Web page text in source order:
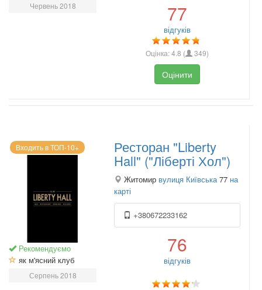
Червень 2018 77
відгуків
Оцінка:4.8 ( 349)
Оцінити
Входить в ТОП-10+
Рекомендуємо
як м'ясний клуб
Серпень 2018
Ресторан "Liberty
Hall" ("Ліберті Хол")
Житомир вулиця Київська 77 на
карті
+380672233162
76
відгуків